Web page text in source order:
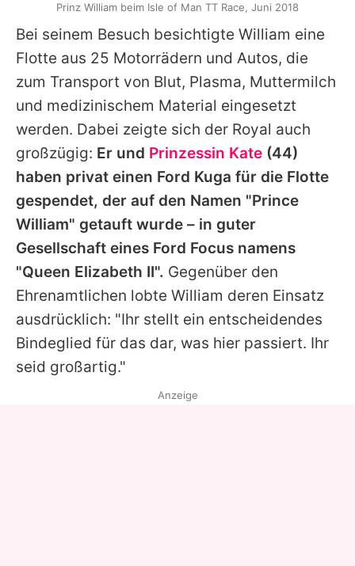
Bei seinem Besuch besichtigte William eine
Flotte aus 25 Motorrädern und Autos, die
zum Transport von Blut, Plasma, Muttermilch
und medizinischem Material eingesetzt
werden. Dabei zeigte sich der Royal auch
großzügig: Er und Prinzessin Kate (44)
haben privat einen Ford Kuga für die Flotte
gespendet, der auf den Namen "Prince
William" getauft wurde – in guter
Gesellschaft eines Ford Focus namens
"Queen Elizabeth II". Gegenüber den
Ehrenamtlichen lobte William deren Einsatz
ausdrücklich: "Ihr stellt ein entscheidendes
Bindeglied für das dar, was hier passiert. Ihr
seid großartig."
Prinz William beim Isle of Man TT Race, Juni 2018
Anzeige